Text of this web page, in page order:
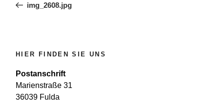
img_2608.jpg
HIER FINDEN SIE UNS
Postanschrift
Marienstraße 31
36039 Fulda